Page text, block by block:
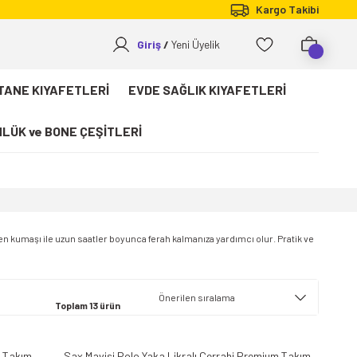
Kargo Takibi
Giriş Yeni Üyelik
KIYAFETLERİ EVDE SAĞLIK KIYAFETLERİ
ve BONE ÇEŞİTLERİ
ile uzun saatler boyunca ferah kalmanıza yardımcı olur. Pratik ve
Toplam 13 ürün